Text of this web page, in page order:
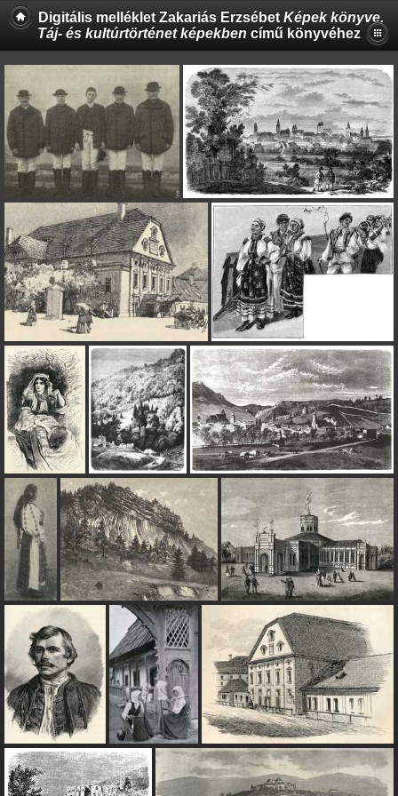
Digitális melléklet Zakariás Erzsébet Képek könyve.
Táj- és kultúrtörténet képekben című könyvéhez